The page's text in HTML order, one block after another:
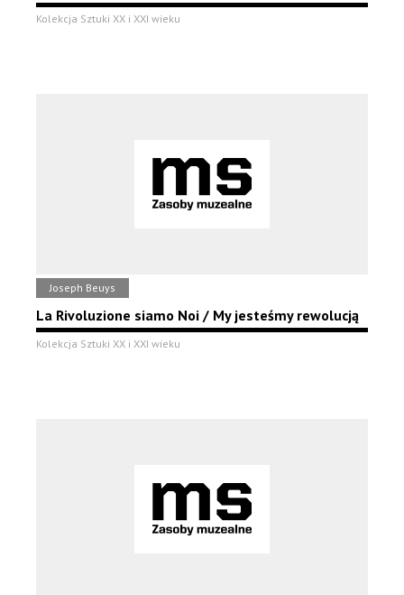
Kolekcja Sztuki XX i XXI wieku
Joseph Beuys
La Rivoluzione siamo Noi / My jesteśmy rewolucją
Kolekcja Sztuki XX i XXI wieku